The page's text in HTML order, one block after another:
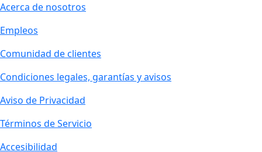
Acerca de nosotros
Empleos
Comunidad de clientes
Condiciones legales, garantías y avisos
Aviso de Privacidad
Términos de Servicio
Accesibilidad